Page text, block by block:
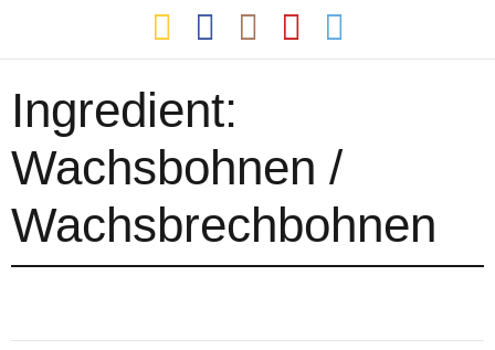
Ingredient:
Wachsbohnen /
Wachsbrechbohnen